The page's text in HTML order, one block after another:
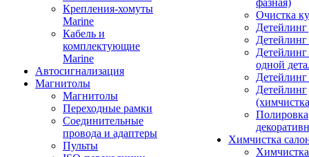
Крепления-хомуты
Marine
Кабель и
комплектующие
Marine
Автосигнализация
Магнитолы
Магнитолы
Переходные рамки
Соединительные
провода и адаптеры
Пульты
фазная)
Очистка
Детейлинг
одной
Детейлинг
Полировка
Химчистка